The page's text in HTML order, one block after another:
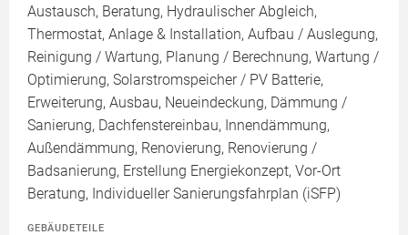
Austausch, Beratung, Hydraulischer Abgleich,
Thermostat, Anlage & Installation, Aufbau / Auslegung,
Reinigung / Wartung, Planung / Berechnung, Wartung /
Optimierung, Solarstromspeicher / PV Batterie,
Erweiterung, Ausbau, Neueindeckung, Dämmung /
Sanierung, Dachfenstereinbau, Innendämmung,
Außendämmung, Renovierung, Renovierung /
Badsanierung, Erstellung Energiekonzept, Vor-Ort
Beratung, Individueller Sanierungsfahrplan (iSFP)
GEBÄUDETEILE